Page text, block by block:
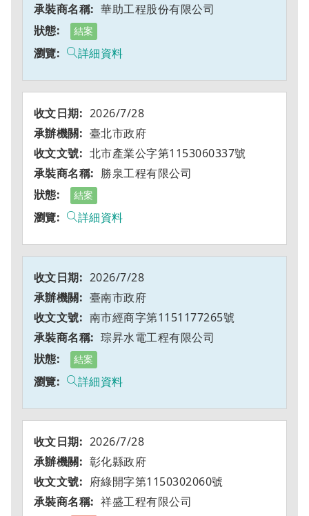
華助工程股份有限公司
結案
詳細資料
2026/7/28
臺北市政府
北市產業公字第1153060337號
勝泉工程有限公司
結案
詳細資料
2026/7/28
臺南市政府
南市經商字第1151177265號
琮昇水電工程有限公司
結案
詳細資料
2026/7/28
彰化縣政府
府綠開字第1150302060號
祥盛工程有限公司